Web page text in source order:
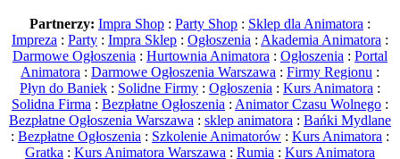
Partnerzy: Impra Shop : Party Shop : Sklep dla Animatora :
Impreza : Party : Impra Sklep : Ogłoszenia : Akademia Animatora :
Darmowe Ogłoszenia : Hurtownia Animatora : Ogłoszenia : Portal
Animatora : Darmowe Ogłoszenia Warszawa : Firmy Regionu :
Płyn do Baniek : Solidne Firmy : Ogłoszenia : Kurs Animatora :
Solidna Firma : Bezpłatne Ogłoszenia : Animator Czasu Wolnego :
Bezpłatne Ogłoszenia Warszawa : sklep animatora : Bańki Mydlane
: Bezpłatne Ogłoszenia : Szkolenie Animatorów : Kurs Animatora :
Gratka : Kurs Animatora Warszawa : Rumia : Kurs Animatora